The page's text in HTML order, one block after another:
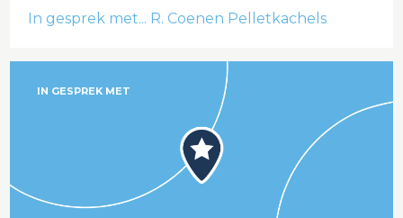
In gesprek met... R. Coenen Pelletkachels
IN GESPREK MET